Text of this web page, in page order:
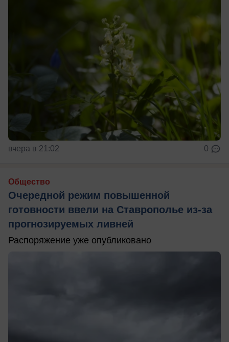
вчера в 21:02 0
Общество
Очередной режим повышенной
готовности ввели на Ставрополье из-за
прогнозируемых ливней
Распоряжение уже опубликовано